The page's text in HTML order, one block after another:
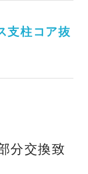
支柱コア抜
分交換致